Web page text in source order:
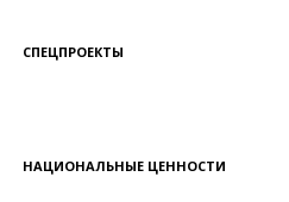
СПЕЦПРОЕКТЫ
НАЦИОНАЛЬНЫЕ ЦЕННОСТИ